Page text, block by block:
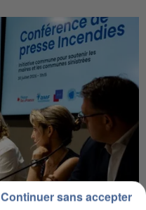
Continuer sans accepter